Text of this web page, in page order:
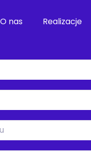
O nas Realizacje